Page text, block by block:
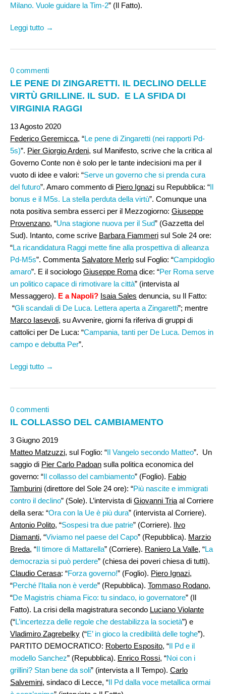
Milano. Vuole guidare la Tim-2” (Il Fatto).
Leggi tutto →
0 commenti
LE PENE DI ZINGARETTI. IL DECLINO DELLE
VIRTÙ GRILLINE. IL SUD. E LA SFIDA DI
VIRGINIA RAGGI
13 Agosto 2020
Federico Geremicca, “Le pene di Zingaretti (nei rapporti Pd-
5s)”. Pier Giorgio Ardeni, sul Manifesto, scrive che la critica al
Governo Conte non è solo per le tante indecisioni ma per il
vuoto di idee e valori: “Serve un governo che si prenda cura
del futuro”. Amaro commento di Piero Ignazi su Repubblica: “Il
bonus e il M5s. La stella perduta della virtù”. Comunque una
nota positiva sembra esserci per il Mezzogiorno: Giuseppe
Provenzano, “Una stagione nuova per il Sud” (Gazzetta del
Sud). Intanto, come scrive Barbara Fiammeri sul Sole 24 ore:
“La ricandidatura Raggi mette fine alla prospettiva di alleanza
Pd-M5s”. Commenta Salvatore Merlo sul Foglio: “Campidoglio
amaro”. E il sociologo Giuseppe Roma dice: “Per Roma serve
un politico capace di rimotivare la città” (intervista al
Messaggero). E a Napoli? Isaia Sales denuncia, su Il Fatto:
“Gli scandali di De Luca. Lettera aperta a Zingaretti”; mentre
Marco Iasevoli, su Avvenire, giorni fa riferiva di gruppi di
cattolici per De Luca: “Campania, tanti per De Luca. Demos in
campo e debutta Per”.
Leggi tutto →
0 commenti
IL COLLASSO DEL CAMBIAMENTO
3 Giugno 2019
Matteo Matzuzzi, sul Foglio: “Il Vangelo secondo Matteo”. Un
saggio di Pier Carlo Padoan sulla politica economica del
governo: “Il collasso del cambiamento” (Foglio). Fabio
Tamburini (direttore del Sole 24 ore): “Più nascite e immigrati
contro il declino” (Sole). L’intervista di Giovanni Tria al Corriere
della sera: “Ora con la Ue è più dura” (intervista al Corriere).
Antonio Polito, “Sospesi tra due patrie” (Corriere). Ilvo
Diamanti, “Viviamo nel paese del Capo” (Repubblica). Marzio
Breda, “Il timore di Mattarella” (Corriere). Raniero La Valle, “La
democrazia si può perdere” (chiesa dei poveri chiesa di tutti).
Claudio Cerasa: “Forza governo!” (Foglio). Piero Ignazi,
“Perché l’Italia non è verde” (Repubblica). Tommaso Rodano,
“De Magistris chiama Fico: tu sindaco, io governatore” (Il
Fatto). La crisi della magistratura secondo Luciano Violante
(“L’incertezza delle regole che destabilizza la società”) e
Vladimiro Zagrebelky (“E’ in gioco la credibilità delle toghe”).
PARTITO DEMOCRATICO: Roberto Esposito, “Il Pd e il
modello Sanchez” (Repubblica). Enrico Rossi, “Noi con i
grillini? Stan bene da soli” (intervista a Il Tempo). Carlo
Salvemini, sindaco di Lecce, “Il Pd dalla voce metallica ormai